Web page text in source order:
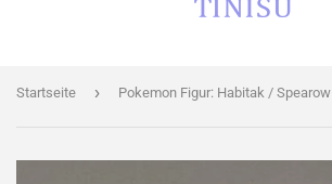
Startseite › Pokemon Figur: Habitak / Spearow